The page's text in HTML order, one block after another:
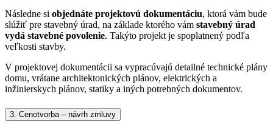
Následne si objednáte projektovú dokumentáciu, ktorá vám bude
slúžiť pre stavebný úrad, na základe ktorého vám stavebný úrad
vydá stavebné povolenie. Takýto projekt je spoplatnený podľa
veľkosti stavby.
V projektovej dokumentácii sa vypracúvajú detailné technické plány
domu, vrátane architektonických plánov, elektrických a
inžinierskych plánov, statiky a iných potrebných dokumentov.
3. Cenotvorba – návrh zmluvy